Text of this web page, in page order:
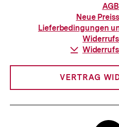
t
AGB
Neue
Lieferbedingungen
VERTRAG